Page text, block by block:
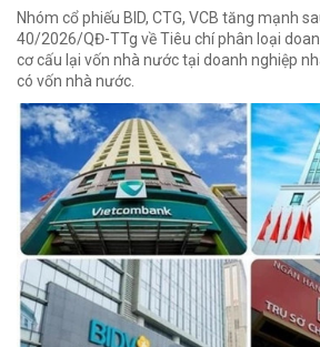
Nhóm cổ phiếu BID, CTG, VCB tăng mạnh
40/2026/QĐ-TTg về Tiêu chí phân loại
cơ cấu lại vốn nhà nước tại doanh nghiệp
có vốn nhà nước.